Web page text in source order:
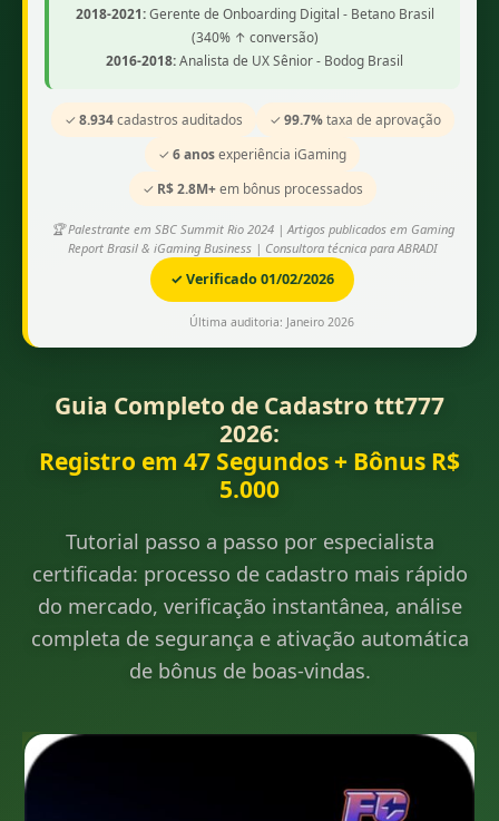
2018-2021:Gerente de Onboarding Digital - Betano Brasil
(340% ↑ conversão)
2016-2018:Analista de UX Sênior - Bodog Brasil
✓8.934cadastros auditados ✓99.7%taxa de aprovação
✓6 anosexperiência iGaming
✓ R$ 2.8M+em bônus processados
🏆 Palestrante em SBC Summit Rio 2024 | Artigos publicados em Gaming
Report Brasil & iGaming Business | Consultora técnica para ABRADI
✓ Verificado 01/02/2026
Última auditoria: Janeiro 2026
Guia Completo de Cadastro ttt777
2026:
Registro em 47 Segundos + Bônus R$
5.000
Tutorial passo a passo por especialista
certificada: processo de cadastro mais rápido
do mercado, verificação instantânea, análise
completa de segurança e ativação automática
de bônus de boas-vindas.